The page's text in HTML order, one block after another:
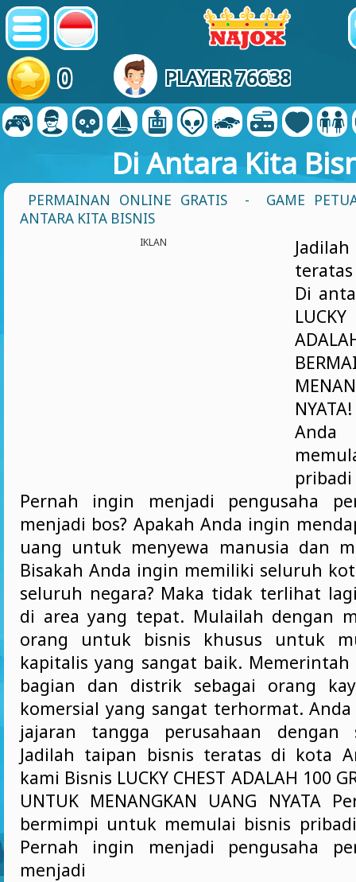
0 PLAYER 76638
Di Antara Kita
PERMAINAN ONLINE GRATIS -
GAME
ANTARA KITA BISNIS
IKLAN
Di
Pernah ingin menjadi pengusaha
menjadi bos? Apakah Anda ingin
uang untuk menyewa manusia dan
Bisakah Anda ingin memiliki seluruh
seluruh negara? Maka tidak terlihat
di area yang tepat. Mulailah dengan
orang untuk bisnis khusus untuk
kapitalis yang sangat baik. Memerintah
bagian dan distrik sebagai orang
komersial yang sangat terhormat.
jajaran tangga perusahaan dengan
Jadilah taipan bisnis teratas di kota
kami Bisnis LUCKY CHEST ADALAH 100
UNTUK MENANGKAN UANG NYATA
bermimpi untuk memulai bisnis
Pernah ingin menjadi pengusaha
menjadi